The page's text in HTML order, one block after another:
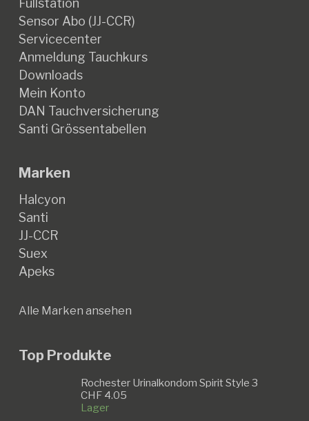
Füllstation
Sensor Abo (JJ-CCR)
Servicecenter
Anmeldung Tauchkurs
Downloads
Mein Konto
DAN Tauchversicherung
Santi Grössentabellen
Marken
Halcyon
Santi
JJ-CCR
Suex
Apeks
Alle Marken ansehen
Top Produkte
Rochester Urinalkondom Spirit Style 3
CHF4.05
Lager